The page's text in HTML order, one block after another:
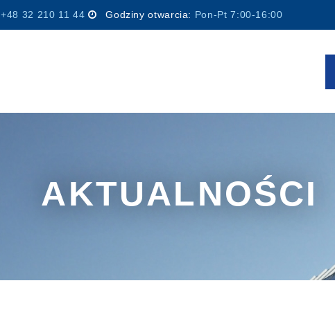
+48 32 210 11 44 Godziny otwarcia: Pon-Pt 7:00-16:00
AKTUALNOŚCI